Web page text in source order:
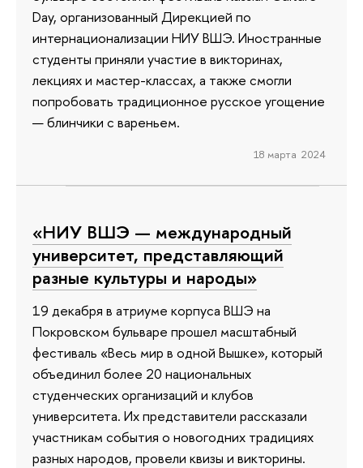
Day, организованный Дирекцией по
интернационализации НИУ ВШЭ. Иностранные
студенты приняли участие в викторинах,
лекциях и мастер-классах, а также смогли
попробовать традиционное русское угощение
— блинчики с вареньем.
18 марта 2024
«НИУ ВШЭ — международный
университет, представляющий
разные культуры и народы»
19 декабря в атриуме корпуса ВШЭ на
Покровском бульваре прошел масштабный
фестиваль «Весь мир в одной Вышке», который
объединил более 20 национальных
студенческих организаций и клубов
университета. Их представители рассказали
участникам события о новогодних традициях
разных народов, провели квизы и викторины.